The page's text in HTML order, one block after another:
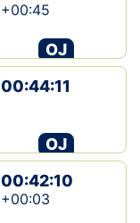
+00:45
OJ
00:44:11
OJ
00:42:10
+00:03